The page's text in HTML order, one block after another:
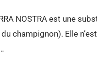
NOSTRA est une
champignon). Elle